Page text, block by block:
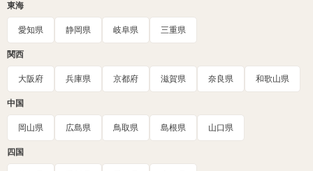
東海
愛知県 静岡県 岐阜県 三重県
関西
大阪府 兵庫県 京都府 滋賀県 奈良県 和歌山県
中国
岡山県 広島県 鳥取県 島根県 山口県
四国